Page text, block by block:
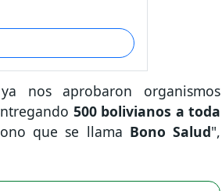
nos aprobaron organismos
500 bolivianos a toda
que se llama Bono Salud",